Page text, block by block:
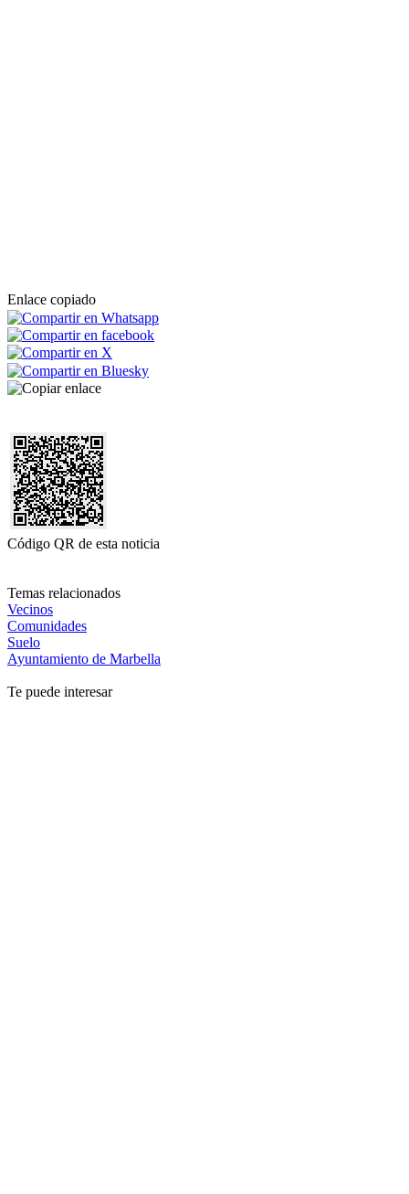
Enlace copiado
Código QR de esta noticia
Temas relacionados
Vecinos
Comunidades
Suelo
Ayuntamiento de Marbella
Te puede interesar